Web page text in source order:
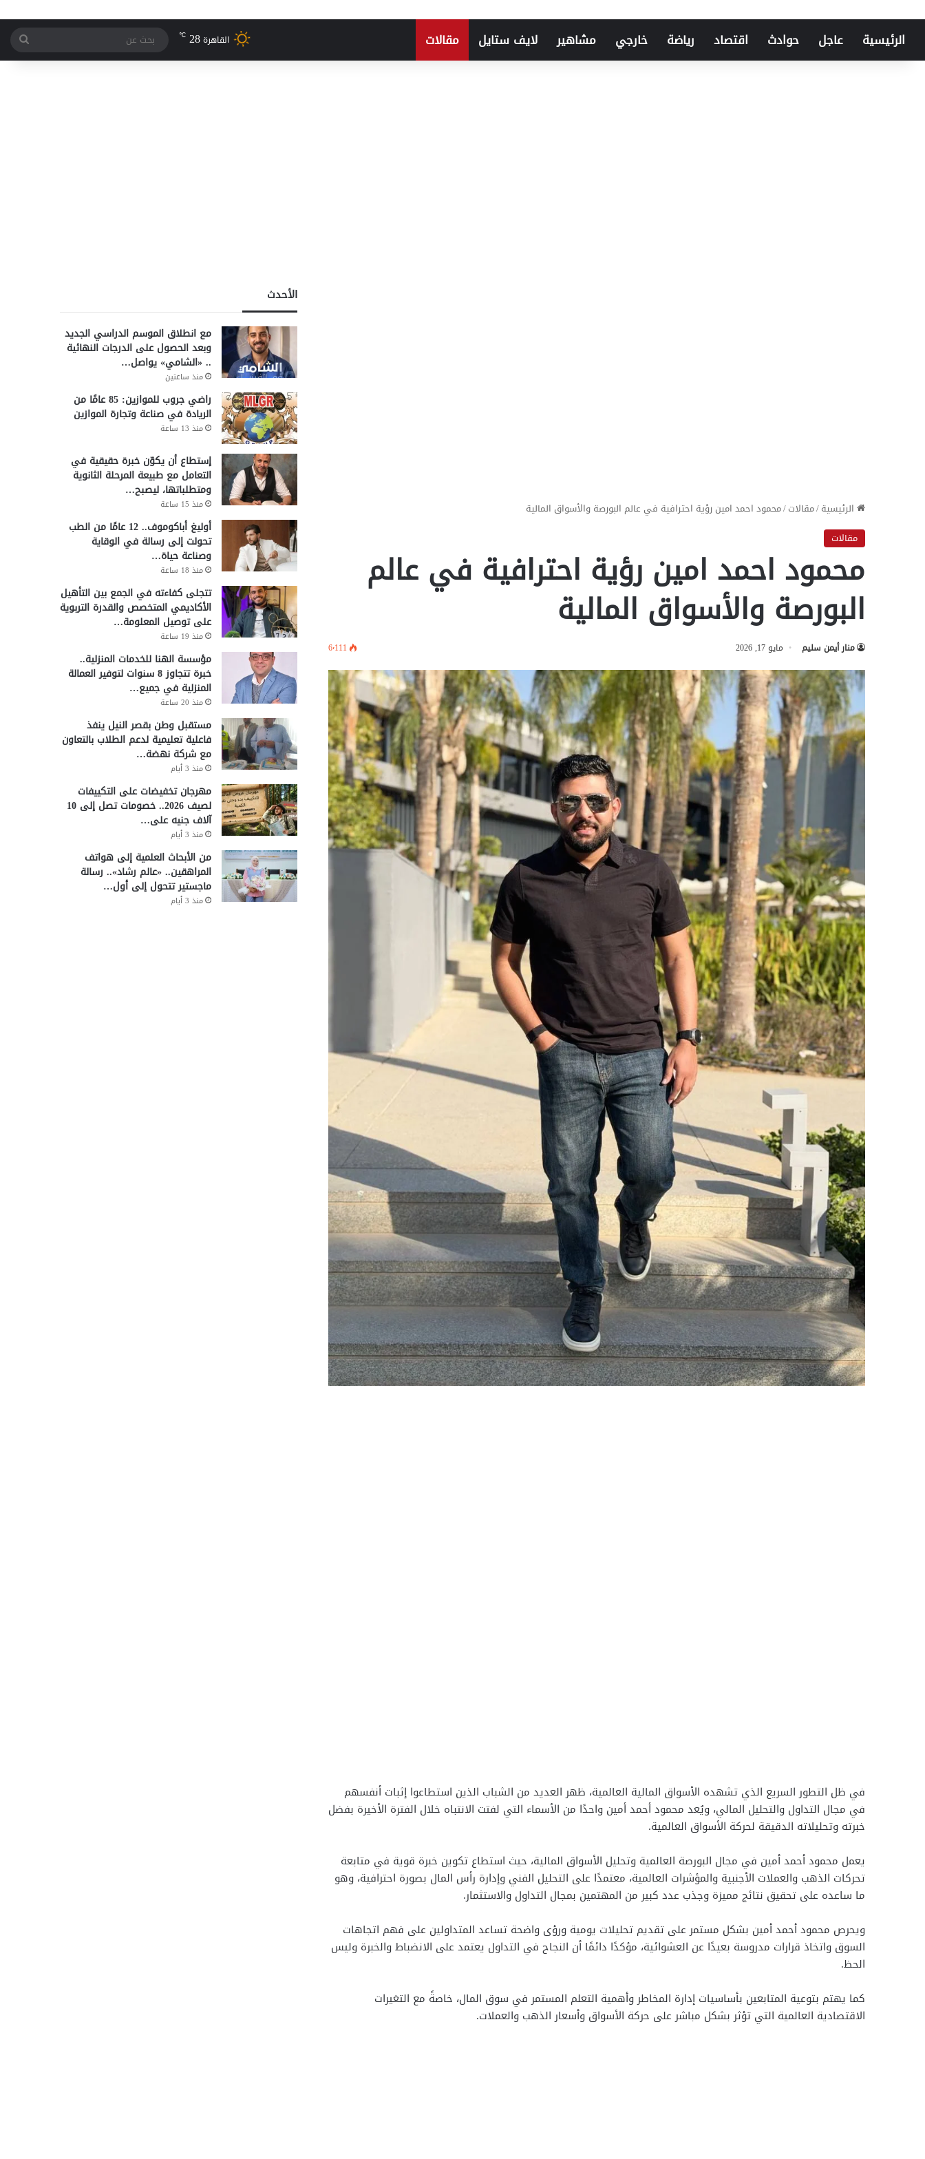
الرئيسية عاجل حوادث اقتصاد رياضة خارجي مشاهير لايف ستايل مقالات القاهرة28
℃
عن
الرئيسية/مقالات/محمود احمد امين رؤية احترافية في عالم البورصة والأسواق المالية
مقالات
محمود احمد امين رؤية احترافية في عالم
البورصة والأسواق المالية
منار أيمن سليم مايو 17, 2026 6٬111
في ظل التطور السريع الذي تشهده الأسواق المالية العالمية، ظهر العديد من الشباب الذين استطاعوا إثبات أنفسهم
في مجال التداول والتحليل المالي، ويُعد محمود أحمد أمين واحدًا من الأسماء التي لفتت الانتباه خلال الفترة الأخيرة بفضل
خبرته وتحليلاته الدقيقة لحركة الأسواق العالمية.
يعمل محمود أحمد أمين في مجال البورصة العالمية وتحليل الأسواق المالية، حيث استطاع تكوين خبرة قوية في متابعة
تحركات الذهب والعملات الأجنبية والمؤشرات العالمية، معتمدًا على التحليل الفني وإدارة رأس المال بصورة احترافية، وهو
ما ساعده على تحقيق نتائج مميزة وجذب عدد كبير من المهتمين بمجال التداول والاستثمار.
ويحرص محمود أحمد أمين بشكل مستمر على تقديم تحليلات يومية ورؤى واضحة تساعد المتداولين على فهم اتجاهات
السوق واتخاذ قرارات مدروسة بعيدًا عن العشوائية، مؤكدًا دائمًا أن النجاح في التداول يعتمد على الانضباط والخبرة وليس
الحظ.
كما يهتم بتوعية المتابعين بأساسيات إدارة المخاطر وأهمية التعلم المستمر في سوق المال، خاصةً مع التغيرات
الاقتصادية العالمية التي تؤثر بشكل مباشر على حركة الأسواق وأسعار الذهب والعملات.
الأحدث
مع انطلاق الموسم الدراسي الجديد
وبعد الحصول على الدرجات النهائية
.. «الشامي» يواصل…
منذ ساعتين
راضي جروب للموازين: 85 عامًا من
الريادة في صناعة وتجارة الموازين
منذ 13 ساعة
إستطاع أن يكوّن خبرة حقيقية في
التعامل مع طبيعة المرحلة الثانوية
ومتطلباتها، ليصبح…
منذ 15 ساعة
أوليغ أباكوموف.. 12 عامًا من الطب
تحولت إلى رسالة في الوقاية
وصناعة حياة…
منذ 18 ساعة
تتجلى كفاءته في الجمع بين التأهيل
الأكاديمي المتخصص والقدرة التربوية
على توصيل المعلومة…
منذ 19 ساعة
مؤسسة الهنا للخدمات المنزلية..
خبرة تتجاوز 8 سنوات لتوفير العمالة
المنزلية في جميع…
منذ 20 ساعة
مستقبل وطن بقصر النيل ينفذ
فاعلية تعليمية لدعم الطلاب بالتعاون
مع شركة نهضة…
منذ 3 أيام
مهرجان تخفيضات على التكييفات
لصيف 2026.. خصومات تصل إلى 10
آلاف جنيه على…
منذ 3 أيام
من الأبحاث العلمية إلى هواتف
المراهقين.. «عالم رشاد».. رسالة
ماجستير تتحول إلى أول…
منذ 3 أيام